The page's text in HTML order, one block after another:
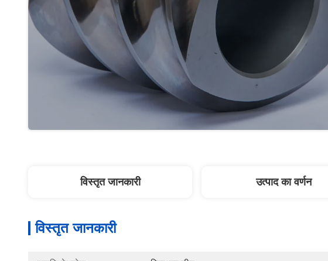
विस्तृत जानकारी उत्पाद का वर्णन
विस्तृत जानकारी